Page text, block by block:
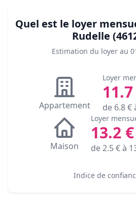
Quel est le loyer
Rudelle
Estimation du loyer au
Appartement
Loyer
11.7
de 6.8€
Maison
Loyer
13.2 €
de2.5€ à
Indice de